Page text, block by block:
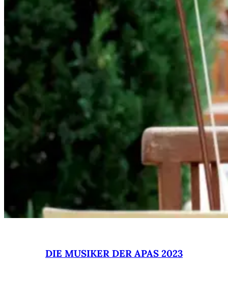
DIE MUSIKER DER APAS 2023